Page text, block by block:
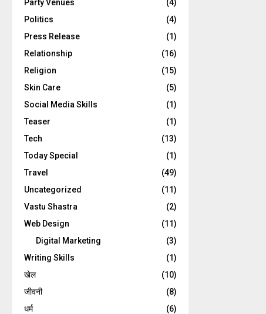
Party Venues
(4)
Politics
(4)
Press Release
(1)
Relationship
(16)
Religion
(15)
Skin Care
(5)
Social Media Skills
(1)
Teaser
(1)
Tech
(13)
Today Special
(1)
Travel
(49)
Uncategorized
(11)
Vastu Shastra
(2)
Web Design
(11)
Digital Marketing
(3)
Writing Skills
(1)
खेल
(10)
जीवनी
(8)
धर्म
(6)